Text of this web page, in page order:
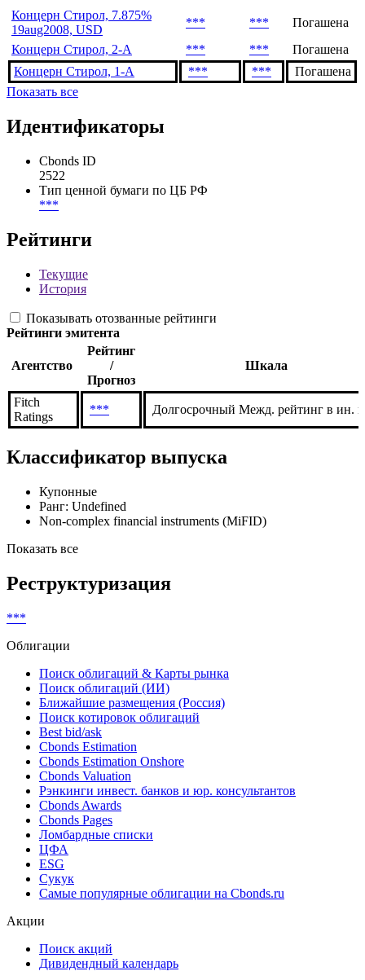
Концерн Стирол, 7.875%
19aug2008, USD
*** ***
Погашена
Концерн Стирол, 2-А
*** ***
Погашена
Концерн Стирол, 1-A
*** ***
Погашена
Показать все
Идентификаторы
Cbonds ID
2522
Тип ценной бумаги по ЦБ РФ
***
Рейтинги
Текущие
История
Показывать отозванные рейтинги
Рейтинги эмитента
Агентство
Рейтинг
/
Прогноз
Шкала
Fitch
Ratings
*** Долгосрочный Межд. рейтинг в ин.
Классификатор выпуска
Купонные
Ранг: Undefined
Non-complex financial instruments (MiFID)
Показать все
Реструктуризация
***
Облигации
Поиск облигаций & Карты рынка
Поиск облигаций (ИИ)
Ближайшие размещения (Россия)
Поиск котировок облигаций
Best bid/ask
Cbonds Estimation
Cbonds Estimation Onshore
Cbonds Valuation
Рэнкинги инвест. банков и юр. консультантов
Cbonds Awards
Cbonds Pages
Ломбардные списки
ЦФА
ESG
Сукук
Самые популярные облигации на Cbonds.ru
Акции
Поиск акций
Дивидендный календарь